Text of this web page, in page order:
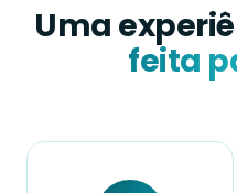
Uma
feita